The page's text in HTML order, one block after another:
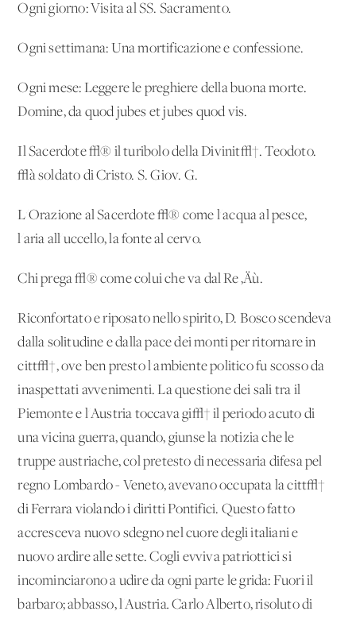
Ogni giorno: Visita al SS. Sacramento.
Ogni settimana: Una mortificazione e confessione.
Ogni mese: Leggere le preghiere della buona morte.
Domine, da quod jubes et jubes quod vis.
Il Sacerdote √® il turibolo della Divinit√†. Teodoto.
√à soldato di Cristo. S. Giov. G.
L'Orazione al Sacerdote √® come l'acqua al pesce,
l'aria all'uccello, la fonte al cervo.
Chi prega √® come colui che va dal Re ‚Äù.
Riconfortato e riposato nello spirito, D. Bosco scendeva
dalla solitudine e dalla pace dei monti per ritornare in
citt√†, ove ben presto l'ambiente politico fu scosso da
inaspettati avvenimenti. La questione dei sali tra il
Piemonte e l'Austria toccava gi√† il periodo acuto di
una vicina guerra, quando, giunse la notizia che le
truppe austriache, col pretesto di necessaria difesa pel
regno Lombardo - Veneto, avevano occupata la citt√†
di Ferrara violando i diritti Pontifici. Questo fatto
accresceva nuovo sdegno nel cuore degli italiani e
nuovo ardire alle sette. Cogli evvivapatriottici si
incominciarono a udire da ogni parte le grida: Fuori il
barbaro; abbasso, l'Austria.Carlo Alberto, risoluto di